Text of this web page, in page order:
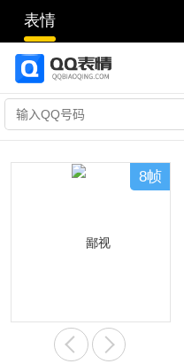
表情
8帧